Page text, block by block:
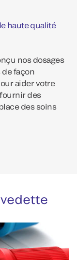
haute qualité
nos dosages
façon
aider votre
des
des soins